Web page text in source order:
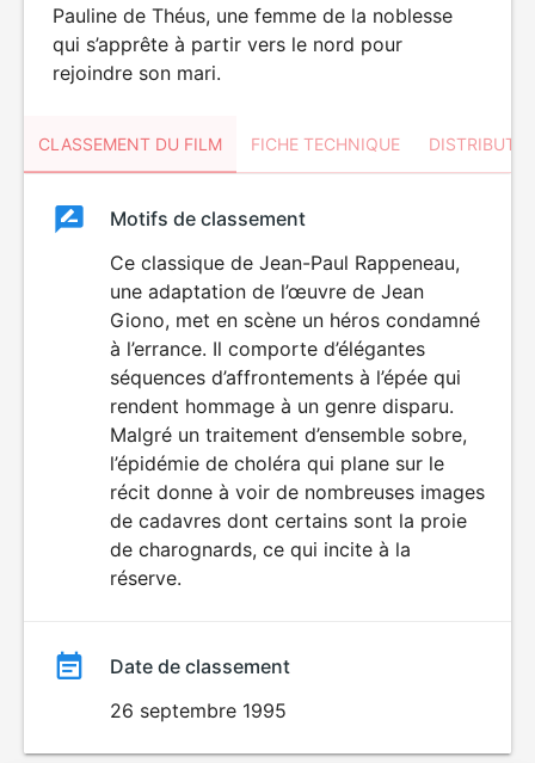
Pauline de Théus, une femme de la noblesse
qui s’apprête à partir vers le nord pour
rejoindre son mari.
CLASSEMENT DU FILM FICHE TECHNIQUE
ClassementClassement
Motifs de classement
Ce classique de Jean-Paul Rappeneau,
une adaptation de l’œuvre de Jean
Giono, met en scène un héros condamné
à l’errance. Il comporte d’élégantes
séquences d’affrontements à l’épée qui
rendent hommage à un genre disparu.
Malgré un traitement d’ensemble sobre,
l’épidémie de choléra qui plane sur le
récit donne à voir de nombreuses images
de cadavres dont certains sont la proie
de charognards, ce qui incite à la
réserve.
Date de classement
26 septembre 1995